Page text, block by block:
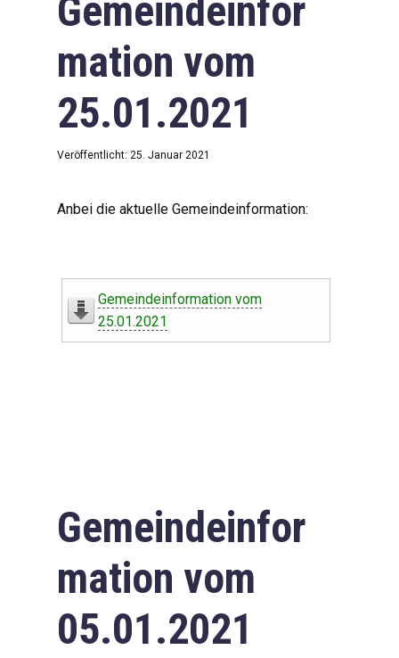
Gemeindeinfor
mation vom
25.01.2021
Veröffentlicht: 25. Januar 2021
Anbei die aktuelle Gemeindeinformation:
Gemeindeinformation vom
25.01.2021
Gemeindeinfor
mation vom
05.01.2021